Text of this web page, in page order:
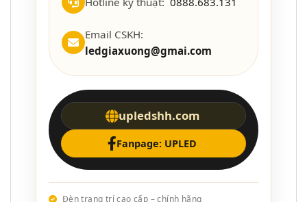
Email CSKH:
ledgiaxuong@gmai.com
upledshh.com
Fanpage: UPLED
Đèn trang trí cao cấp – chính hãng